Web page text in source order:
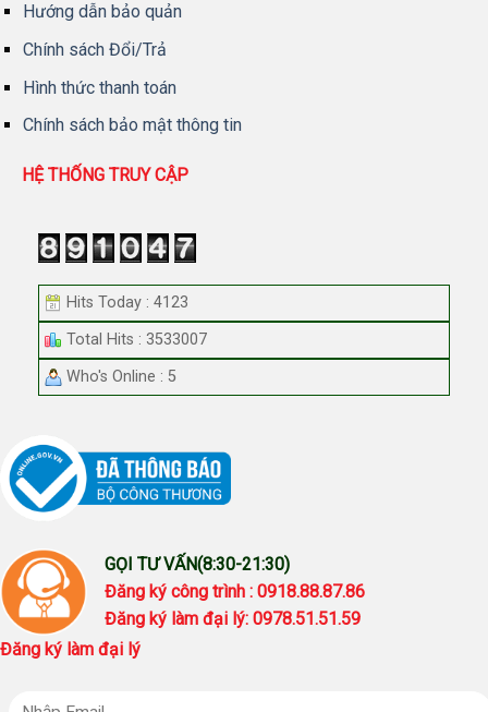
Hướng dẫn bảo quản
Chính sách Đổi/Trả
Hình thức thanh toán
Chính sách bảo mật thông tin
HỆ THỐNG TRUY CẬP
Hits Today : 4123
Total Hits : 3533007
Who's Online : 5
GỌI TƯ VẤN(8:30-21:30)
Đăng ký công trình : 0918.88.87.86
Đăng ký làm đại lý: 0978.51.51.59
Đăng ký làm đại lý